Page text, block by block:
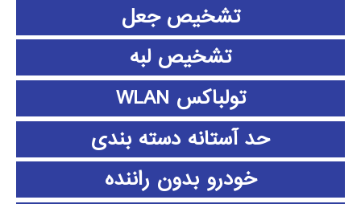
تشخیص جعل
تشخیص لبه
تولباکس WLAN
حد آستانه دسته بندی
خودرو بدون راننده